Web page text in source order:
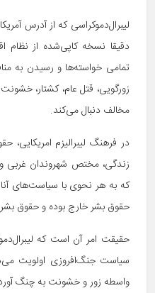
لیبرال‌دموکراسی که از آدرس
دقیقا نسخه کاپی‌شده از نظام
تمامی خواسته‌ها و رسیدن به
زورگویی، قتل عام، کشتار،
مخالف دنبال می‌کند.
در فرهنگ لیبرالیزم
زندگی، مختص شهروندان غربی
که به هر نحوی با سیاست‌های آنا
حقوق بشر خارج بوده و حقوق
حقیقت امر آن است که
سیاست جنگ‌افروزی اولویت
واسطه زور و خشونت به چنگ